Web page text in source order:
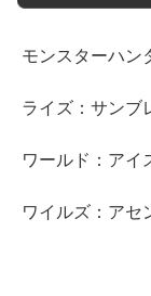
モンスターハン
ライズ：サンブ
ワールド：アイ
ワイルズ：アセ